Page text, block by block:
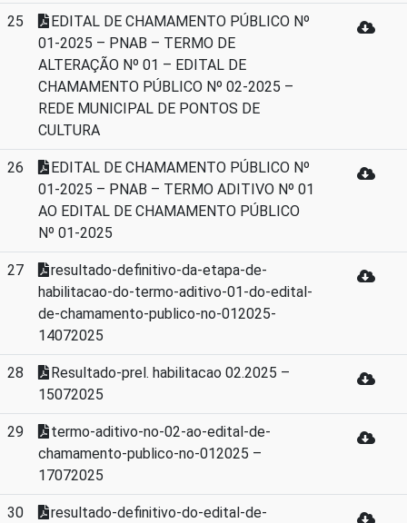
25
EDITAL DE CHAMAMENTO PÚBLICO Nº
01-2025 – PNAB – TERMO DE
ALTERAÇÃO Nº 01 – EDITAL DE
CHAMAMENTO PÚBLICO Nº 02-2025 –
REDE MUNICIPAL DE PONTOS DE
CULTURA
26
EDITAL DE CHAMAMENTO PÚBLICO Nº
01-2025 – PNAB – TERMO ADITIVO Nº 01
AO EDITAL DE CHAMAMENTO PÚBLICO
Nº 01-2025
27
resultado-definitivo-da-etapa-de-
habilitacao-do-termo-aditivo-01-do-edital-
de-chamamento-publico-no-012025-
14072025
28
Resultado-prel. habilitacao 02.2025 –
15072025
29
termo-aditivo-no-02-ao-edital-de-
chamamento-publico-no-012025 –
17072025
30
resultado-definitivo-do-edital-de-